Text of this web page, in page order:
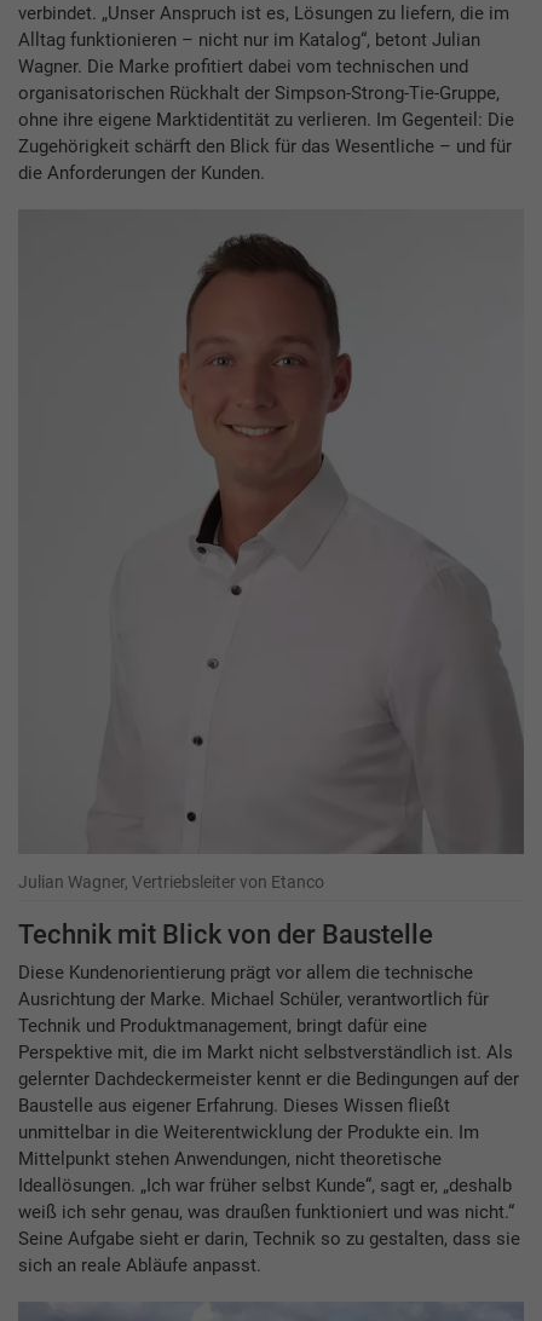
verbindet. „Unser Anspruch ist es, Lösungen zu liefern, die im
Alltag funktionieren – nicht nur im Katalog“, betont Julian
Wagner. Die Marke profitiert dabei vom technischen und
organisatorischen Rückhalt der Simpson-Strong-Tie-Gruppe,
ohne ihre eigene Marktidentität zu verlieren. Im Gegenteil: Die
Zugehörigkeit schärft den Blick für das Wesentliche – und für
die Anforderungen der Kunden.
Julian Wagner, Vertriebsleiter von Etanco
Technik mit Blick von der Baustelle
Diese Kundenorientierung prägt vor allem die technische
Ausrichtung der Marke. Michael Schüler, verantwortlich für
Technik und Produktmanagement, bringt dafür eine
Perspektive mit, die im Markt nicht selbstverständlich ist. Als
gelernter Dachdeckermeister kennt er die Bedingungen auf der
Baustelle aus eigener Erfahrung. Dieses Wissen fließt
unmittelbar in die Weiterentwicklung der Produkte ein. Im
Mittelpunkt stehen Anwendungen, nicht theoretische
Ideallösungen. „Ich war früher selbst Kunde“, sagt er, „deshalb
weiß ich sehr genau, was draußen funktioniert und was nicht.“
Seine Aufgabe sieht er darin, Technik so zu gestalten, dass sie
sich an reale Abläufe anpasst.